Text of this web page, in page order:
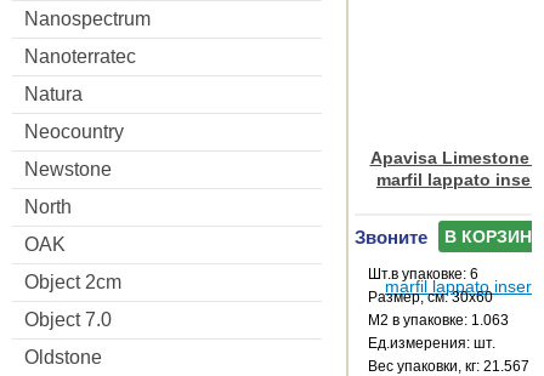
Nanospectrum
Nanoterratec
Natura
Neocountry
Newstone
North
OAK
Object 2cm
Object 7.0
Oldstone
Apavisa Limestone
marfil lappato
Звоните В КОРЗИНУ
Шт.в упаковке: 6
Размер, см: 30x60
М2 в упаковке: 1.063
Ед.измерения: шт.
Веc упаковки, кг: 21.567